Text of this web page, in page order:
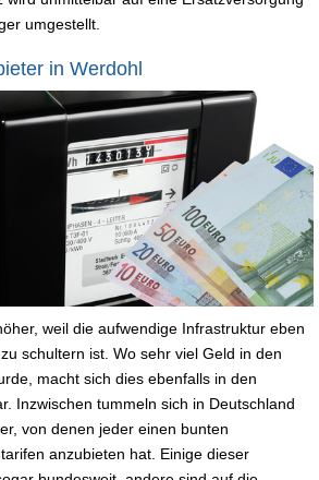
umgestellt.
in Werdohl
weil die aufwendige Infrastruktur eben
schultern ist. Wo sehr viel Geld in den
macht sich dies ebenfalls in den
Inzwischen tummeln sich in Deutschland
von denen jeder einen bunten
anzubieten hat. Einige dieser